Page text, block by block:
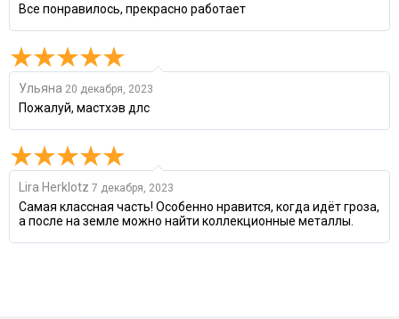
Все понравилось, прекрасно работает
Ульяна 20 декабря, 2023
Пожалуй, мастхэв длс
Lira Herklotz 7 декабря, 2023
Самая классная часть! Особенно нравится, когда идёт гроза,
а после на земле можно найти коллекционные металлы.